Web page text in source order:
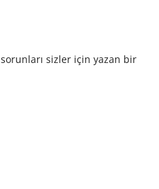
sizler için yazan bir